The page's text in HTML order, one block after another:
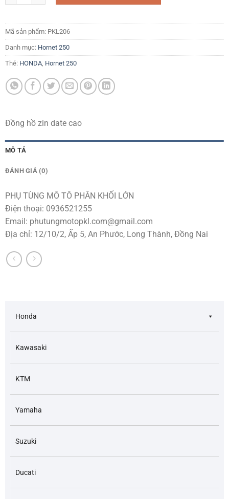
Mã sản phẩm: PKL206
Danh mục: Hornet 250
Thẻ: HONDA, Hornet 250
Đồng hồ zin date cao
MÔ TẢ
ĐÁNH GIÁ (0)
PHỤ TÙNG MÔ TÔ PHÂN KHỐI LỚN
Điện thoại: 0936521255
Email: phutungmotopkl.com@gmail.com
Địa chỉ: 12/10/2, Ấp 5, An Phước, Long Thành, Đồng Nai
Honda
Kawasaki
KTM
Yamaha
Suzuki
Ducati